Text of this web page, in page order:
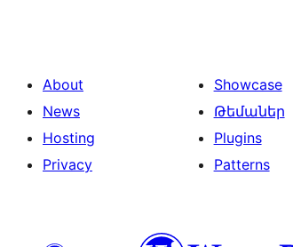
About
News
Hosting
Privacy
Showcase
Թեմաներ
Plugins
Patterns